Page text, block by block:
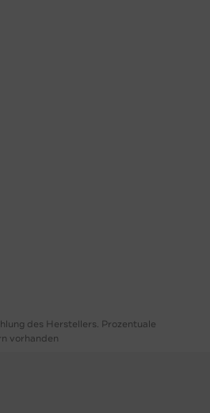
des Herstellers. Prozentuale
vorhanden